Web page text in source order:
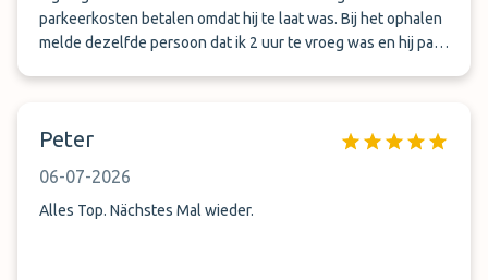
parkeerkosten betalen omdat hij te laat was. Bij het ophalen
melde dezelfde persoon dat ik 2 uur te vroeg was en hij pas
Peter
06-07-2026
Alles Top. Nächstes Mal wieder.